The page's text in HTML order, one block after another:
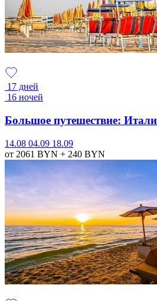
17 дней
16 ночей
Большое путешествие:
14.08 04.09 18.09
от 2061 BYN + 240 BYN